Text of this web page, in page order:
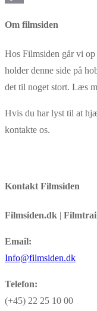
Om filmsiden
Hos Filmsiden går vi
holder denne side på
det til noget stort. Læs
Hvis du har lyst til at
kontakte os.
Kontakt Filmsiden
Filmsiden.dk |
Email:
Info@filmsiden.dk
Telefon:
(+45) 22 25 10 00